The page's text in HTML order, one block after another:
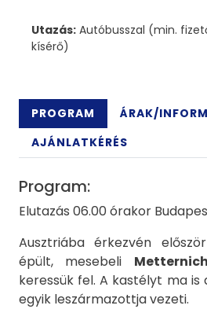
Utazás: Autóbusszal (min.
kísérő)
PROGRAM
ÁRAK/
AJÁNLATKÉRÉS
Program:
Elutazás 06.00 órakor
Ausztriába érkezvén
épült, mesebeli
keressük fel. A kastélyt ma
egyik leszármazottja vezeti.